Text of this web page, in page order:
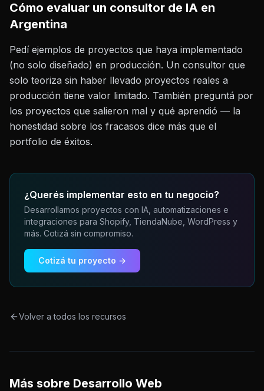
Cómo evaluar un consultor de IA en
Argentina
Pedí ejemplos de proyectos que haya implementado
(no solo diseñado) en producción. Un consultor que
solo teoriza sin haber llevado proyectos reales a
producción tiene valor limitado. También preguntá por
los proyectos que salieron mal y qué aprendió — la
honestidad sobre los fracasos dice más que el
portfolio de éxitos.
¿Querés implementar esto en tu negocio?
Desarrollamos proyectos con IA, automatizaciones e
integraciones para Shopify, TiendaNube, WordPress y
más. Cotizá sin compromiso.
Cotizá tu proyecto →
Volver a todos los recursos
Más sobre Desarrollo Web